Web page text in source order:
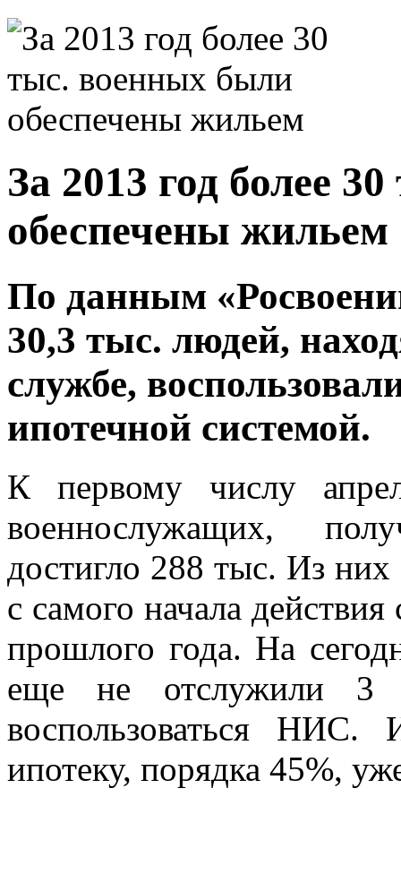
За 2013 год более
обеспечены жильем
По данным
30,3 тыс. людей,
службе,
ипотечной системой.
К первому числу
военнослужащих,
достигло 288 тыс. Из них
с самого начала
прошлого года. На
еще не отслужили 3
воспользоваться
ипотеку, порядка 45%,